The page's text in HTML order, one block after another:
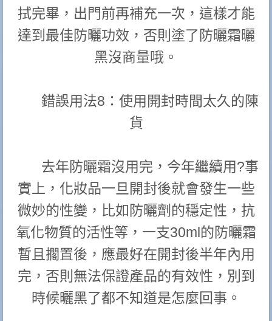
拭完畢，出門前再補充一次，這樣才能
達到最佳防曬功效，否則塗了防曬霜曬
黑沒商量哦。
錯誤用法8：使用開封時間太久的陳
貨
去年防曬霜沒用完，今年繼續用?事
實上，化妝品一旦開封後就會發生一些
微妙的性變，比如防曬劑的穩定性，抗
氧化物質的活性等，一支30ml的防曬霜
暫且擱置後，應最好在開封後半年內用
完，否則無法保證產品的有效性，別到
時候曬黑了都不知道是怎麼回事。